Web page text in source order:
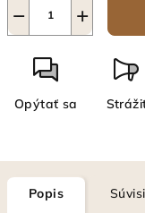
+
−
Opýtať sa
Popis